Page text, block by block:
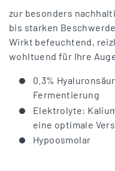
zur besonders
bis starken
Wirkt befeuchtend,
wohltuend für Ihre
0.3%
Fermentierung
Elektrolyte:
eine optimale
Hypoosmolar